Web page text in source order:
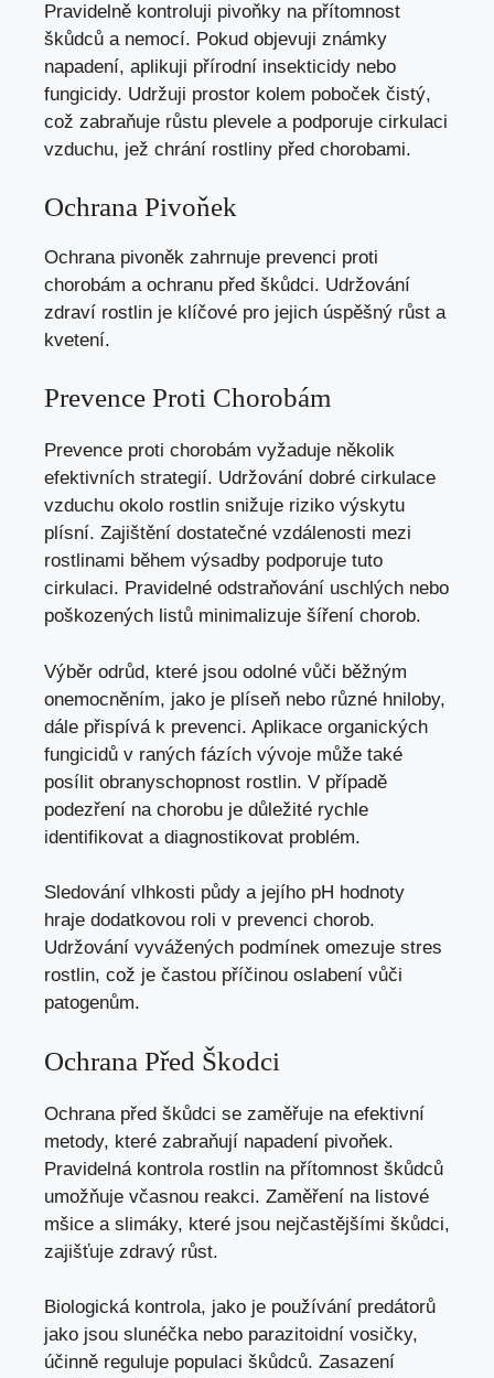
Pravidelně kontroluji pivoňky na přítomnost
škůdců a nemocí. Pokud objevuji známky
napadení, aplikuji přírodní insekticidy nebo
fungicidy. Udržuji prostor kolem poboček čistý,
což zabraňuje růstu plevele a podporuje cirkulaci
vzduchu, jež chrání rostliny před chorobami.
Ochrana Pivoňek
Ochrana pivoněk zahrnuje prevenci proti
chorobám a ochranu před škůdci. Udržování
zdraví rostlin je klíčové pro jejich úspěšný růst a
kvetení.
Prevence Proti Chorobám
Prevence proti chorobám vyžaduje několik
efektivních strategií. Udržování dobré cirkulace
vzduchu okolo rostlin snižuje riziko výskytu
plísní. Zajištění dostatečné vzdálenosti mezi
rostlinami během výsadby podporuje tuto
cirkulaci. Pravidelné odstraňování uschlých nebo
poškozených listů minimalizuje šíření chorob.
Výběr odrůd, které jsou odolné vůči běžným
onemocněním, jako je plíseň nebo různé hniloby,
dále přispívá k prevenci. Aplikace organických
fungicidů v raných fázích vývoje může také
posílit obranyschopnost rostlin. V případě
podezření na chorobu je důležité rychle
identifikovat a diagnostikovat problém.
Sledování vlhkosti půdy a jejího pH hodnoty
hraje dodatkovou roli v prevenci chorob.
Udržování vyvážených podmínek omezuje stres
rostlin, což je častou příčinou oslabení vůči
patogenům.
Ochrana Před Škodci
Ochrana před škůdci se zaměřuje na efektivní
metody, které zabraňují napadení pivoňek.
Pravidelná kontrola rostlin na přítomnost škůdců
umožňuje včasnou reakci. Zaměření na listové
mšice a slimáky, které jsou nejčastějšími škůdci,
zajišťuje zdravý růst.
Biologická kontrola, jako je používání predátorů
jako jsou slunéčka nebo parazitoidní vosičky,
účinně reguluje populaci škůdců. Zasazení